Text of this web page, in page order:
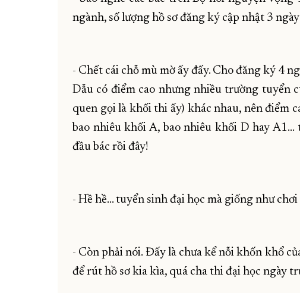
ngành, số lượng hồ sơ đăng ký cập nhật 3
- Chết cái chỗ mù mờ ấy đấy. Cho đăng ký 4
Dẫu có điểm cao nhưng nhiều trường tuyển
quen gọi là khối thi ấy) khác nhau, nên điểm
bao nhiêu khối A, bao nhiêu khối D hay
đầu bác rồi đây!
- Hề hề... tuyển sinh đại học mà giống như
- Còn phải nói. Đấy là chưa kể nỗi khốn khổ
để rút hồ sơ kia kìa, quá cha thi đại học ngày